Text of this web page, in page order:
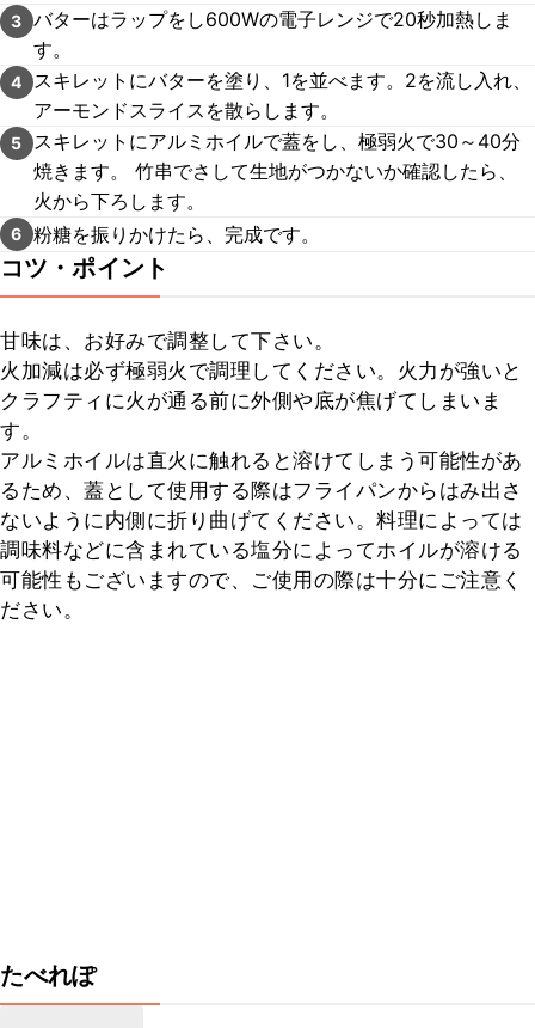
3 バターはラップをし600Wの電子レンジで20秒加熱しま
す。
4
スキレットにバターを塗り、1を並べます。2を流し入れ、
アーモンドスライスを散らします。
5
スキレットにアルミホイルで蓋をし、極弱火で30～40分
焼きます。 竹串でさして生地がつかないか確認したら、
火から下ろします。
6 粉糖を振りかけたら、完成です。
コツ・ポイント
甘味は、お好みで調整して下さい。
火加減は必ず極弱火で調理してください。火力が強いと
クラフティに火が通る前に外側や底が焦げてしまいま
す。
アルミホイルは直火に触れると溶けてしまう可能性があ
るため、蓋として使用する際はフライパンからはみ出さ
ないように内側に折り曲げてください。料理によっては
調味料などに含まれている塩分によってホイルが溶ける
可能性もございますので、ご使用の際は十分にご注意く
ださい。
たべれぽ